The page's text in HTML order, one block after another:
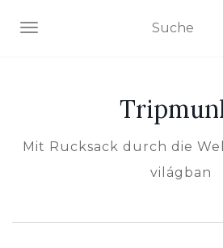
NAVIGATION EIN-/AUSSCHALTEN
Mit Rucksack durch die
világban